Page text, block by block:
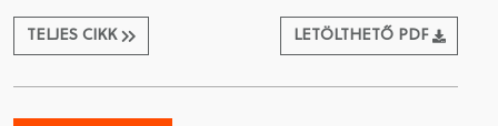
TELJES CIKK LETÖLTHETŐ PDF